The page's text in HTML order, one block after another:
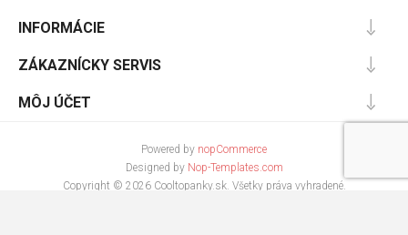
INFORMÁCIE
ZÁKAZNÍCKY SERVIS
MÔJ ÚČET
Powered by nopCommerce
Designed by Nop-Templates.com
Copyright © 2026 Cooltopanky.sk. Všetky práva vyhradené.